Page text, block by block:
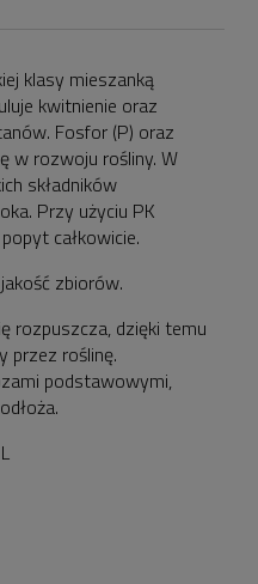
klasy mieszanką
kwitnienie oraz
Fosfor (P) oraz
w rozwoju rośliny. W
składników
Przy użyciu PK
całkowicie.
zbiorów.
rozpuszcza, dzięki temu
przez roślinę.
podstawowymi,